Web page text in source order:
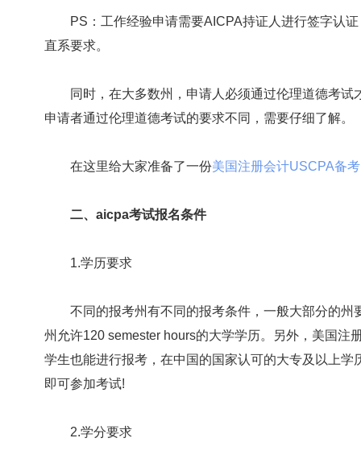
PS：工作经验申请需要AICPA持证人进行签字认证
直系要求。
同时，在大多数州，申请人必须通过伦理道德考试
申请者通过伦理道德考试的要求不同，需要仔细了解。
在这里给大家准备了一份美国注册会计USCPA备
二、aicpa考试报名条件
1.学历要求
不同的报考州有不同的报考条件，一般大部分的州
州允许120 semester hours的大学学历。另外，美国注
学生也能进行报考，在中国的国家认可的大专及以上
即可参加考试!
2.学分要求